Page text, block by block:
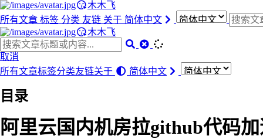
木木飞
所有文章 标签 分类 友链 关于 简体中文
木木飞
取消
所有文章标签分类友链关于 简体中文
目录
阿里云国内机房拉github代码